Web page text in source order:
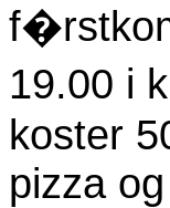
19.00 i
koster
pizza